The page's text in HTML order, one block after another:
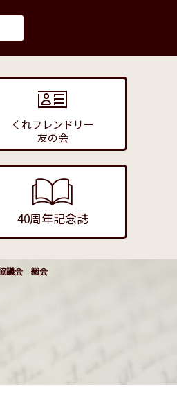
くれフレンドリー
友の会
40周年記念誌
議会 総会